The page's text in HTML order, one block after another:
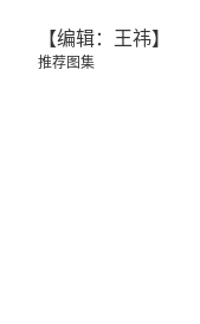
【编辑：王祎】
推荐图集